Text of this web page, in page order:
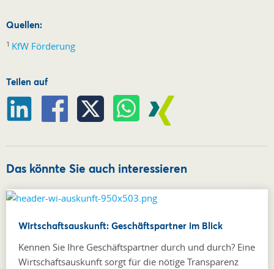
Quellen:
1 KfW Förderung
Teilen auf
Das könnte Sie auch interessieren
Wirtschaftsauskunft: Geschäftspartner im Blick
Kennen Sie Ihre Geschäftspartner durch und durch? Eine
Wirtschaftsauskunft sorgt für die nötige Transparenz